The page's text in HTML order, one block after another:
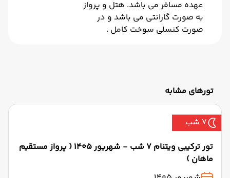
عهده مسافر می باشد. هتل و پرواز
به صورت گارانتی می باشد و در
صورت کنسلی سوخت کامل .
تورهای مشابه
7 شب
تور ترکیبی ویتنام 7 شب - شهریور 1405 ( پرواز مستقیم
ماهان )